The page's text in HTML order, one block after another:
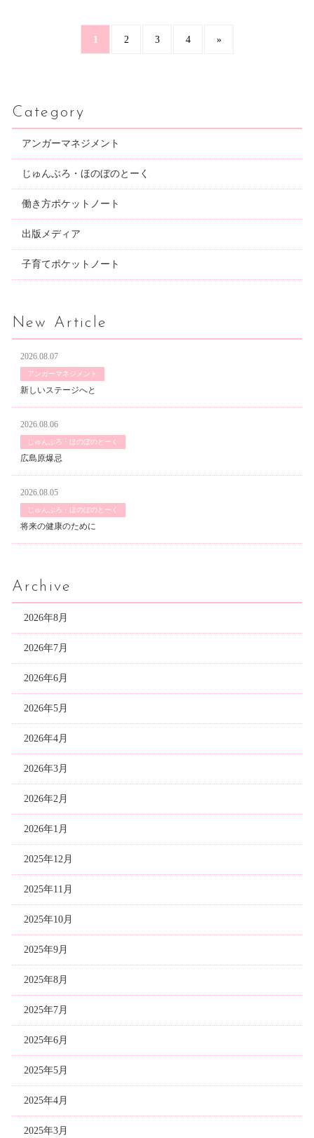
1 2 3 4 »
Category
アンガーマネジメント
じゅんぶろ・ほのぼのとーく
働き方ポケットノート
出版メディア
子育てポケットノート
New Article
2026.08.07
アンガーマネジメント
新しいステージへと
2026.08.06
じゅんぶろ・ほのぼのとーく
広島原爆忌
2026.08.05
じゅんぶろ・ほのぼのとーく
将来の健康のために
Archive
2026年8月
2026年7月
2026年6月
2026年5月
2026年4月
2026年3月
2026年2月
2026年1月
2025年12月
2025年11月
2025年10月
2025年9月
2025年8月
2025年7月
2025年6月
2025年5月
2025年4月
2025年3月